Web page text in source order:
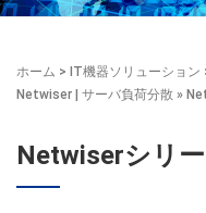
ホーム > IT機器ソリューション
Netwiser | サーバ負荷分散 »
Netwiserシリ